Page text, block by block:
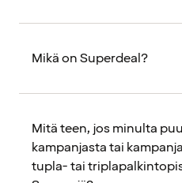
Mikä on Superdeal?
Mitä teen, jos minulta
kampanjasta tai
tupla- tai